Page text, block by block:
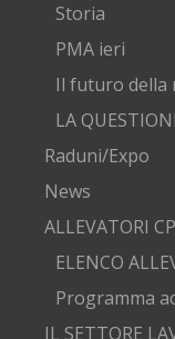
Storia
PMA ieri
Il futuro della
LA
Raduni/Expo
News
ALLEVATORI
ELENCO
Programma
IL SETTORE